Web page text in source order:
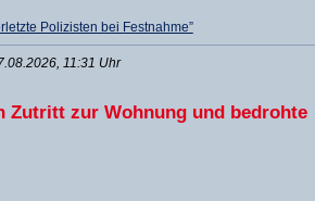
Polizisten bei Festnahme”
11:31 Uhr
Zutritt zur Wohnung und bedrohte